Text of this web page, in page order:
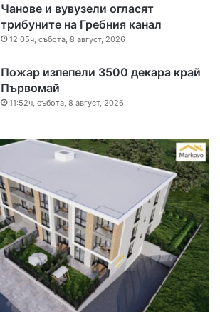
Чанове и вувузели огласят
трибуните на Гребния канал
12:05ч, събота, 8 август, 2026
Пожар изпепели 3500 декара край
Първомай
11:52ч, събота, 8 август, 2026